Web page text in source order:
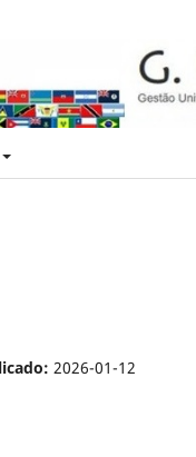
2026-01-12